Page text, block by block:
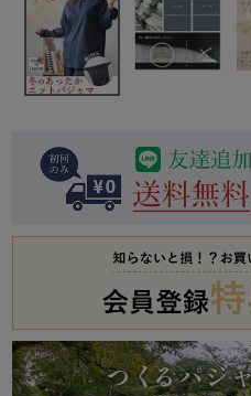
春 夏
売れ筋ランキング
すべての生地一
目的別でさがす
前開き
作務衣
上着単品
ズボン単品